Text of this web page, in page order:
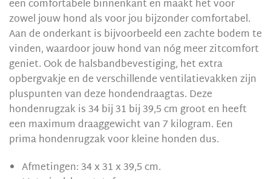
een comfortabele binnenkant en maakt het voor
zowel jouw hond als voor jou bijzonder comfortabel.
Aan de onderkant is bijvoorbeeld een zachte bodem te
vinden, waardoor jouw hond van nóg meer zitcomfort
geniet. Ook de halsbandbevestiging, het extra
opbergvakje en de verschillende ventilatievakken zijn
pluspunten van deze hondendraagtas. Deze
hondenrugzak is 34 bij 31 bij 39,5 cm groot en heeft
een maximum draaggewicht van 7 kilogram. Een
prima hondenrugzak voor kleine honden dus.
Afmetingen: 34 x 31 x 39,5 cm.